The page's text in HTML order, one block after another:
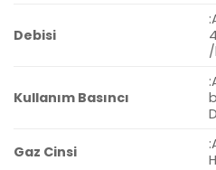
Debisi
Kullanım Basıncı
Gaz Cinsi